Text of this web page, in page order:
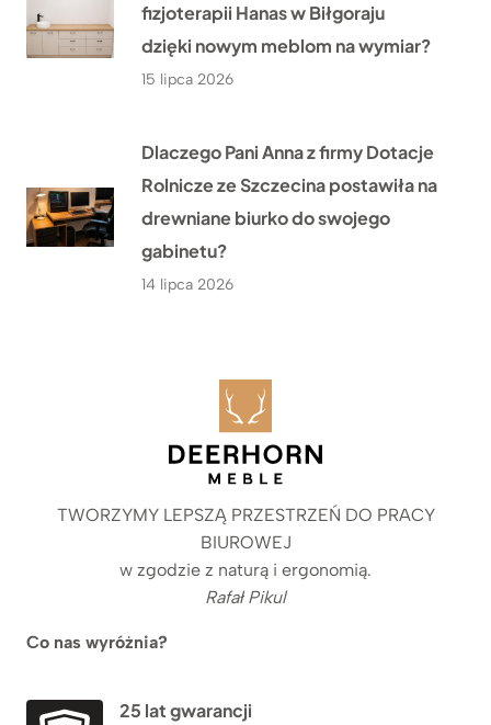
fizjoterapii Hanas w Biłgoraju
dzięki nowym meblom na wymiar?
15 lipca 2026
Dlaczego Pani Anna z firmy Dotacje
Rolnicze ze Szczecina postawiła na
drewniane biurko do swojego
gabinetu?
14 lipca 2026
TWORZYMY LEPSZĄ PRZESTRZEŃ DO PRACY
BIUROWEJ
w zgodzie z naturą i ergonomią.
Rafał Pikul
Co nas wyróżnia?
25 lat gwarancji